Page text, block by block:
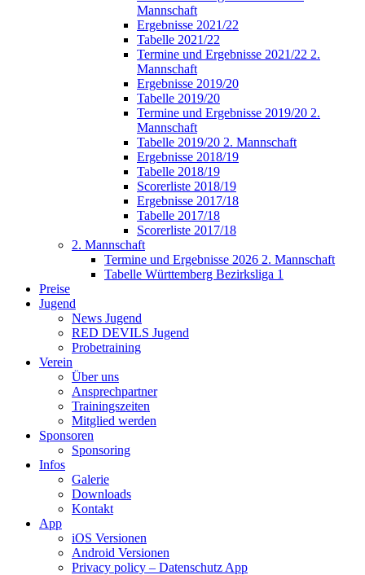
Mannschaft
Ergebnisse 2021/22
Tabelle 2021/22
Termine und Ergebnisse 2021/22 2.
Mannschaft
Ergebnisse 2019/20
Tabelle 2019/20
Termine und Ergebnisse 2019/20 2.
Mannschaft
Tabelle 2019/20 2. Mannschaft
Ergebnisse 2018/19
Tabelle 2018/19
Scorerliste 2018/19
Ergebnisse 2017/18
Tabelle 2017/18
Scorerliste 2017/18
2. Mannschaft
Termine und Ergebnisse 2026 2. Mannschaft
Tabelle Württemberg Bezirksliga 1
Preise
Jugend
News Jugend
RED DEVILS Jugend
Probetraining
Verein
Über uns
Ansprechpartner
Trainingszeiten
Mitglied werden
Sponsoren
Sponsoring
Infos
Galerie
Downloads
Kontakt
App
iOS Versionen
Android Versionen
Privacy policy – Datenschutz App